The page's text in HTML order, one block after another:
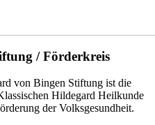
/ Förderkreis
von Bingen Stiftung ist die
Hildegard Heilkunde
der Volksgesundheit.